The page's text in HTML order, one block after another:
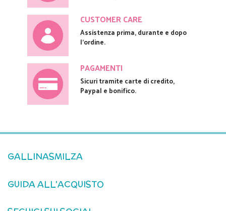
CUSTOMER CARE
Assistenza prima, durante e dopo
l'ordine.
PAGAMENTI
Sicuri tramite carte di credito,
Paypal e bonifico.
GALLINASMILZA
GUIDA ALL'ACQUISTO